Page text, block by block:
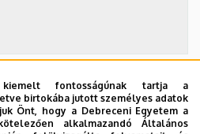
ünnepség
fontosságúnak tartja a
birtokába jutott személyes adatok
Önt, hogy a Debreceni Egyetem a
alkalmazandó Általános